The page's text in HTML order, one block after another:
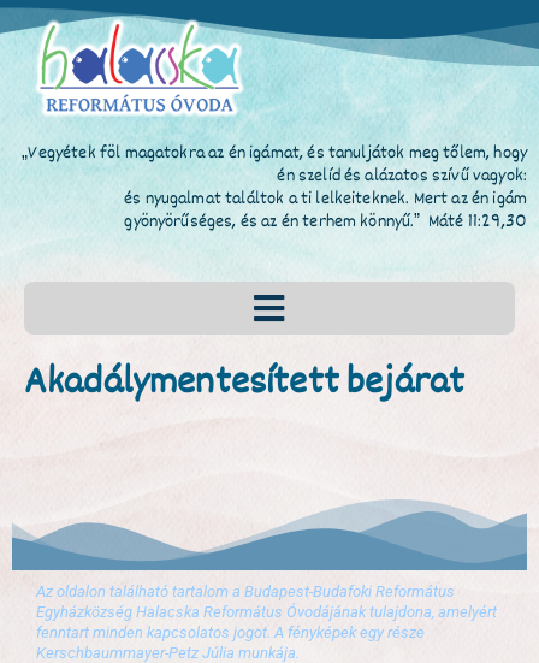
„Vegyétek föl magatokra az én igámat, és tanuljátok meg tőlem, hogy
én szelíd és alázatos szívű vagyok:
és nyugalmat találtok a ti lelkeiteknek. Mert az én igám
gyönyörűséges, és az én terhem könnyű.” Máté 11:29,30
Akadálymentesített bejárat
Az oldalon található tartalom a Budapest-Budafoki Református
Egyházközség Halacska Református Óvodájának tulajdona, amelyért
fenntart minden kapcsolatos jogot. A fényképek egy része
Kerschbaummayer-Petz Júlia munkája.